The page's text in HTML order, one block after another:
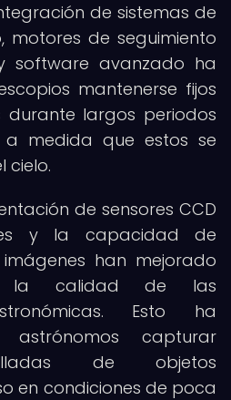
de sistemas de
motores de seguimiento
software avanzado ha
mantenerse fijos
durante largos periodos
a medida que estos se
cielo.
de sensores CCD
y la capacidad de
han mejorado
la calidad de las
Esto ha
capturar
de objetos
en condiciones de poca